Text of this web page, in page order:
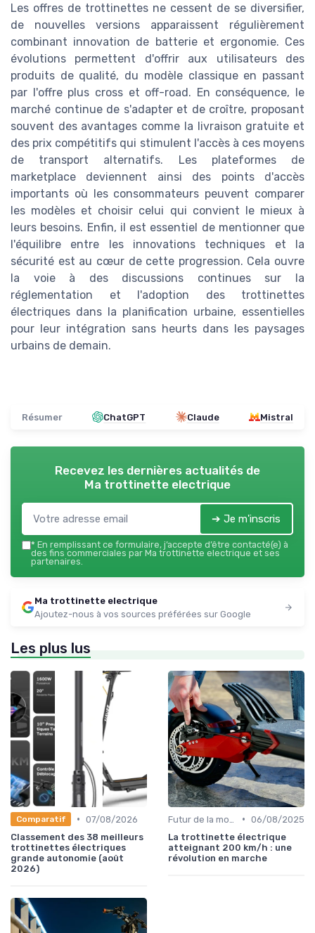
Les offres de trottinettes ne cessent de se diversifier,
de nouvelles versions apparaissent régulièrement
combinant innovation de batterie et ergonomie. Ces
évolutions permettent d'offrir aux utilisateurs des
produits de qualité, du modèle classique en passant
par l'offre plus cross et off-road. En conséquence, le
marché continue de s'adapter et de croître, proposant
souvent des avantages comme la livraison gratuite et
des prix compétitifs qui stimulent l'accès à ces moyens
de transport alternatifs. Les plateformes de
marketplace deviennent ainsi des points d'accès
importants où les consommateurs peuvent comparer
les modèles et choisir celui qui convient le mieux à
leurs besoins. Enfin, il est essentiel de mentionner que
l'équilibre entre les innovations techniques et la
sécurité est au cœur de cette progression. Cela ouvre
la voie à des discussions continues sur la
réglementation et l'adoption des trottinettes
électriques dans la planification urbaine, essentielles
pour leur intégration sans heurts dans les paysages
urbains de demain.
Résumer ChatGPT Claude Mistral
Recevez les dernières actualités de
Ma trottinette electrique
➔ Je m'inscris
* En remplissant ce formulaire, j’accepte d’être contacté(e) à
des fins commerciales par Ma trottinette electrique et ses
partenaires.
Ma trottinette electrique
Ajoutez-nous à vos sources préférées sur Google
Les plus lus
Comparatif • 07/08/2026
Classement des 38 meilleurs
trottinettes électriques
grande autonomie (août
2026)
• 06/08/2025
La trottinette électrique
atteignant 200 km/h : une
révolution en marche